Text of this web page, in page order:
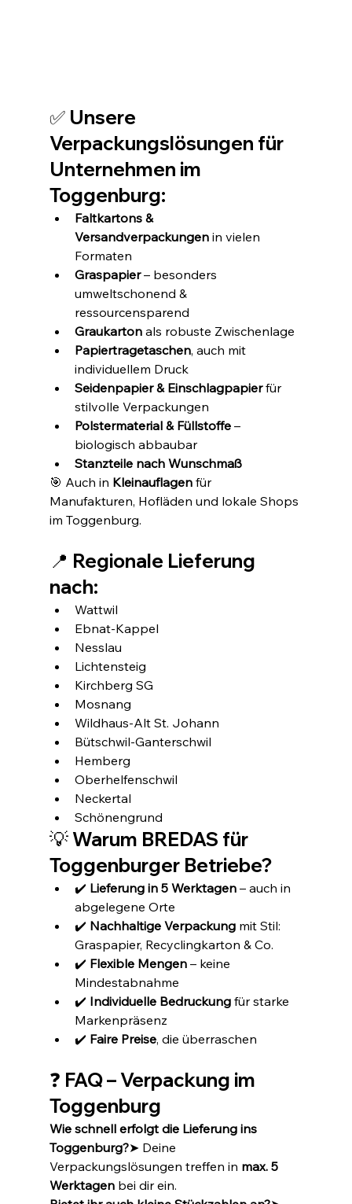
✅ Unsere
Verpackungslösungen für
Unternehmen im
Toggenburg:
Faltkartons &
Versandverpackungen in vielen
Formaten
Graspapier – besonders
umweltschonend &
ressourcensparend
Graukarton als robuste Zwischenlage
Papiertragetaschen, auch mit
individuellem Druck
Seidenpapier & Einschlagpapier für
stilvolle Verpackungen
Polstermaterial & Füllstoffe –
biologisch abbaubar
Stanzteile nach Wunschmaß
🎯 Auch in Kleinauflagen für
Manufakturen, Hofläden und lokale Shops
im Toggenburg.
📍 Regionale Lieferung
nach:
Wattwil
Ebnat-Kappel
Nesslau
Lichtensteig
Kirchberg SG
Mosnang
Wildhaus-Alt St. Johann
Bütschwil-Ganterschwil
Hemberg
Oberhelfenschwil
Neckertal
Schönengrund
💡 Warum BREDAS für
Toggenburger Betriebe?
✔️ Lieferung in 5 Werktagen – auch in
abgelegene Orte
✔️ Nachhaltige Verpackung mit Stil:
Graspapier, Recyclingkarton & Co.
✔️ Flexible Mengen – keine
Mindestabnahme
✔️ Individuelle Bedruckung für starke
Markenpräsenz
✔️ Faire Preise, die überraschen
❓ FAQ – Verpackung im
Toggenburg
Wie schnell erfolgt die Lieferung ins
Toggenburg?➤ Deine
Verpackungslösungen treffen in max. 5
Werktagen bei dir ein.